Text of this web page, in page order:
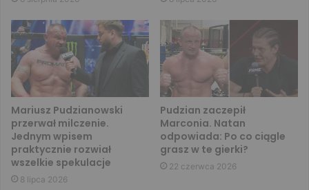
Mariusz Pudzianowski
przerwał milczenie.
Jednym wpisem
praktycznie rozwiał
wszelkie spekulacje
8 lipca 2026
Pudzian zaczepił
Marconia. Natan
odpowiada: Po co ciągle
grasz w te gierki?
22 czerwca 2026